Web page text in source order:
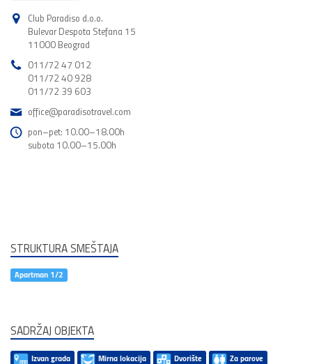
Club Paradiso d.o.o.
Bulevar Despota Stefana 15
11000 Beograd
011/72 47 012
011/72 40 928
011/72 39 603
office@paradisotravel.com
pon–pet: 10.00–18.00h
subota 10.00–15.00h
STRUKTURA SMEŠTAJA
Apartman 1/2
SADRŽAJ OBJEKTA
Izvan grada Mirna lokacija Dvorište Za parove